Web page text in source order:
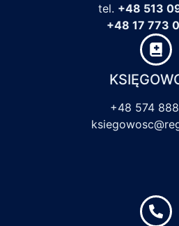
tel. +48 513
+48 17 773
+48 574